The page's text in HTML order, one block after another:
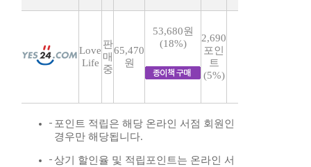
Love
Life
판
매
중
65,470
원
53,680원
(18%)
2,690
포인
트
(5%)
포인트 적립은 해당 온라인 서점 회원인
경우만 해당됩니다.
상기 할인율 및 적립포인트는 온라인 서